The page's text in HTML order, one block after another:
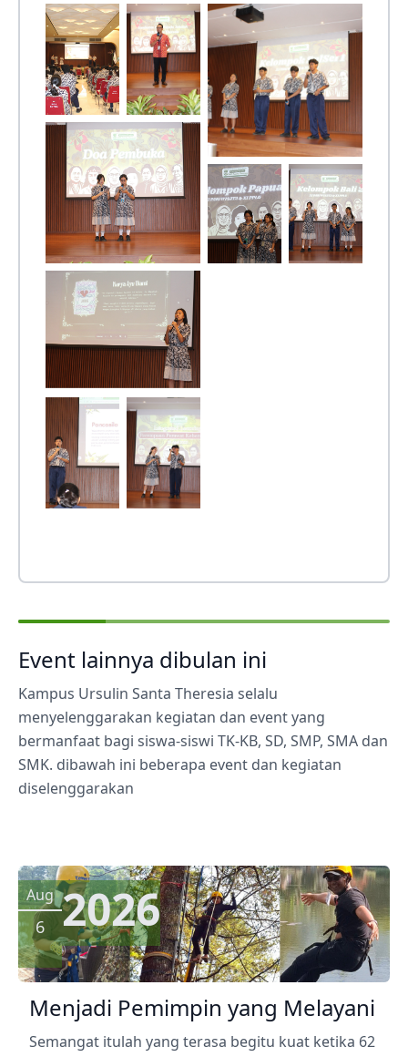
Event lainnya dibulan ini
Kampus Ursulin Santa Theresia selalu
menyelenggarakan kegiatan dan event yang
bermanfaat bagi siswa-siswi TK-KB, SD, SMP, SMA dan
SMK. dibawah ini beberapa event dan kegiatan
diselenggarakan
Aug
6 2026
Menjadi Pemimpin yang Melayani
Semangat itulah yang terasa begitu kuat ketika 62